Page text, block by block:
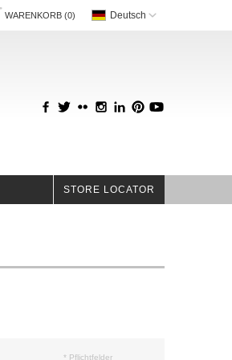
Deutsch
WARENKORB (0)
STORE LOCATOR
* Pflichtfelder